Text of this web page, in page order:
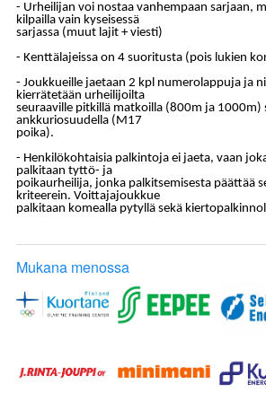
- Urheilijan voi nostaa vanhempaan sarjaan,
kilpailla vain kyseisessä
sarjassa (muut lajit + viesti)
- Kenttälajeissa on 4 suoritusta (pois lukien
- Joukkueille jaetaan 2 kpl numerolappuja ja
kierrätetään urheilijoilta
seuraaville pitkillä matkoilla (800m ja 1000m)
ankkuriosuudella (M17
poika).
- Henkilökohtaisia palkintoja ei jaeta, vaan
palkitaan tyttö- ja
poikaurheilija, jonka palkitsemisesta päättää
kriteerein. Voittajajoukkue
palkitaan komealla pytyllä sekä
Mukana menossa